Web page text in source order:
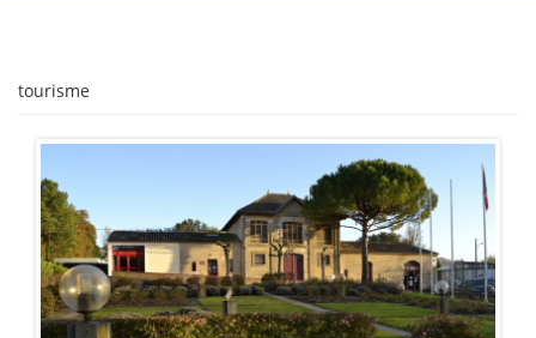
tourisme